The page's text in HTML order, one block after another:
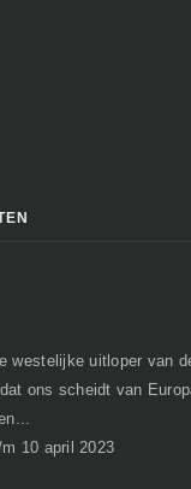
westelijke uitloper van
ons scheidt van
10 april 2023